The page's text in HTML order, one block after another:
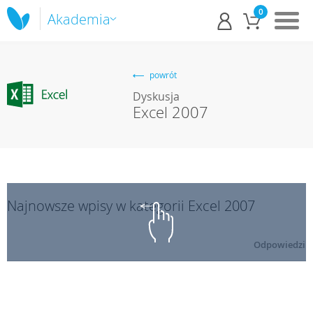
Akademia 0
powrót
Dyskusja
Excel 2007
Najnowsze wpisy w kategorii Excel 2007
Odpowiedzi